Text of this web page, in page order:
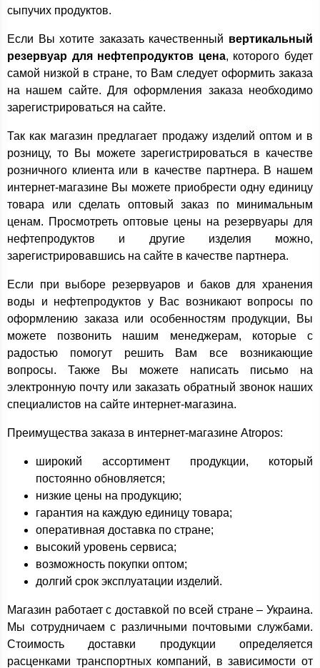
сыпучих продуктов.
Если Вы хотите заказать качественный вертикальный
резервуар для нефтепродуктов цена, которого будет
самой низкой в стране, то Вам следует оформить заказа
на нашем сайте. Для оформления заказа необходимо
зарегистрироваться на сайте.
Так как магазин предлагает продажу изделий оптом и в
розницу, то Вы можете зарегистрироваться в качестве
розничного клиента или в качестве партнера. В нашем
интернет-магазине Вы можете приобрести одну единицу
товара или сделать оптовый заказ по минимальным
ценам. Просмотреть оптовые цены на резервуары для
нефтепродуктов и другие изделия можно,
зарегистрировавшись на сайте в качестве партнера.
Если при выборе резервуаров и баков для хранения
воды и нефтепродуктов у Вас возникают вопросы по
оформлению заказа или особенностям продукции, Вы
можете позвонить нашим менеджерам, которые с
радостью помогут решить Вам все возникающие
вопросы. Также Вы можете написать письмо на
электронную почту или заказать обратный звонок наших
специалистов на сайте интернет-магазина.
Преимущества заказа в интернет-магазине Atropos:
широкий ассортимент продукции, который
постоянно обновляется;
низкие цены на продукцию;
гарантия на каждую единицу товара;
оперативная доставка по стране;
высокий уровень сервиса;
возможность покупки оптом;
долгий срок эксплуатации изделий.
Магазин работает с доставкой по всей стране – Украина.
Мы сотрудничаем с различными почтовыми службами.
Стоимость доставки продукции определяется
расценками транспортных компаний, в зависимости от